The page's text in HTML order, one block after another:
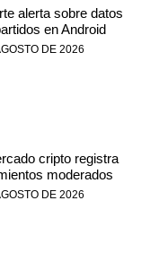
alerta sobre datos
en Android
DE 2026
cripto registra
moderados
DE 2026